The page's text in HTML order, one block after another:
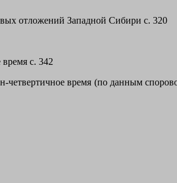
отложений Западной Сибири с. 320
с. 342
четвертичное время (по данным